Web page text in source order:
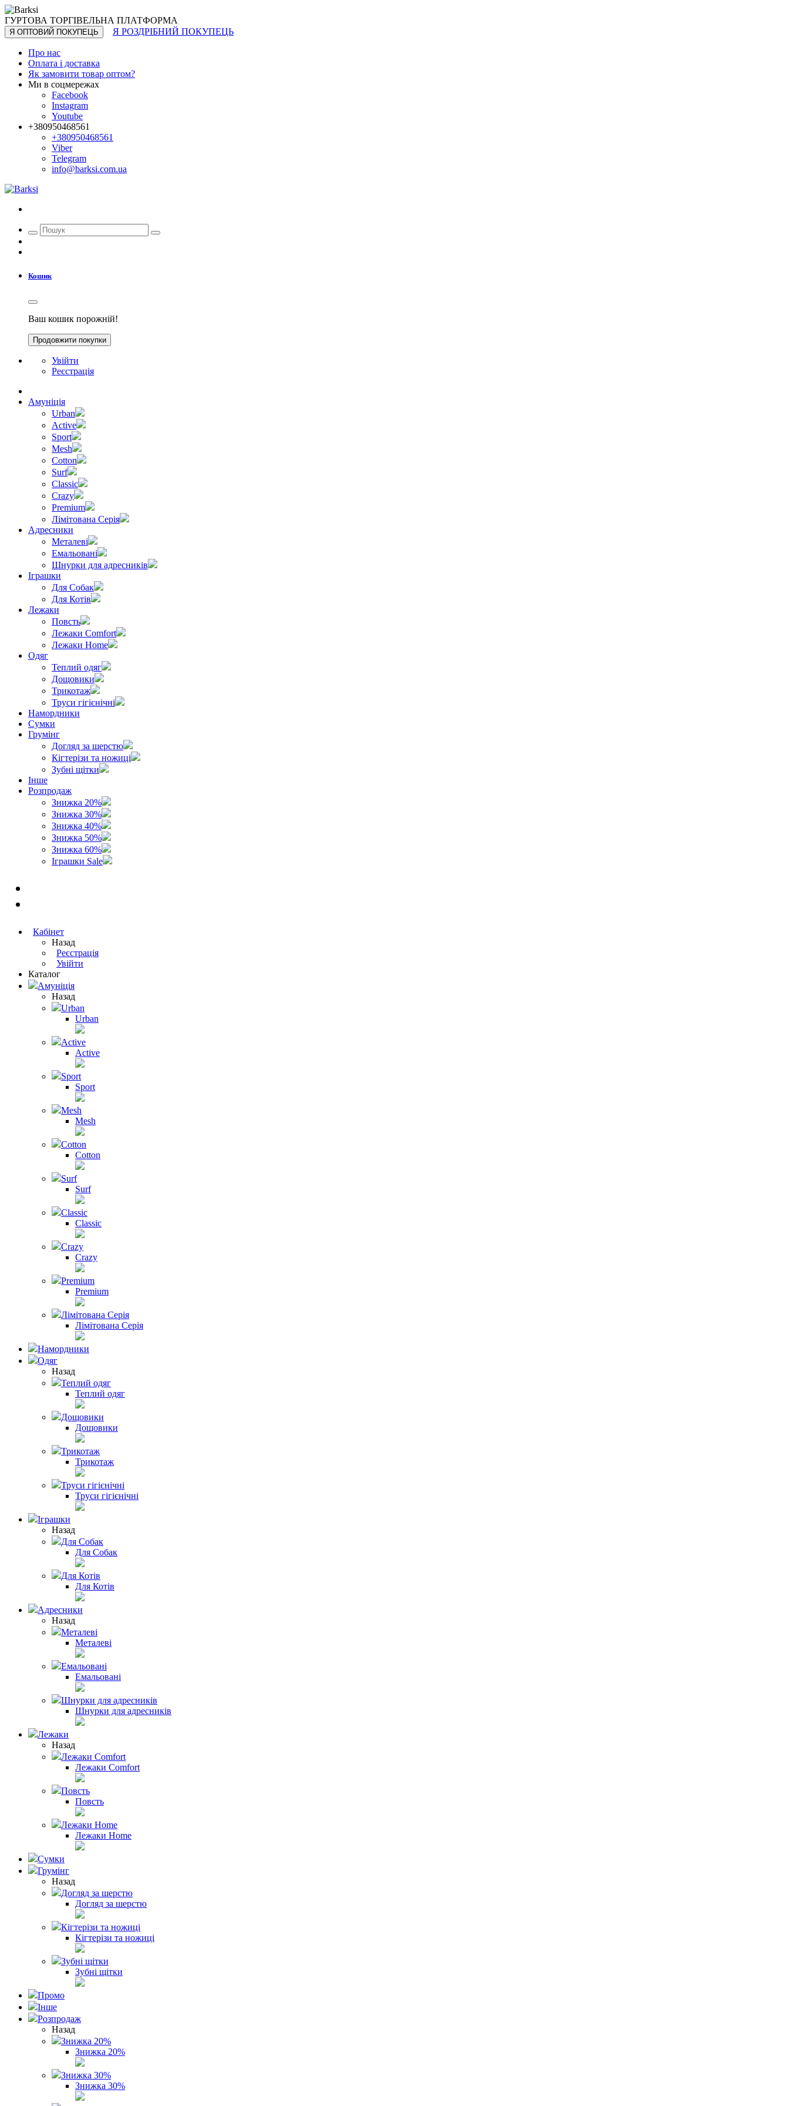
ГУРТОВА ТОРГІВЕЛЬНА ПЛАТФОРМА
Я ОПТОВИЙ ПОКУПЕЦЬ Я РОЗДРІБНИЙ ПОКУПЕЦЬ
Про нас
Оплата і доставка
Як замовити товар оптом?
Ми в соцмережах
Facebook
Instagram
Youtube
+380950468561
+380950468561
Viber
Telegram
info@barksi.com.ua
Кошик
Ваш кошик порожній!
Продовжити покупки
Увійти
Реєстрація
Амуніція
Urban
Active
Sport
Mesh
Cotton
Surf
Classic
Crazy
Premium
Лімітована Серія
Адресники
Металеві
Емальовані
Шнурки для адресників
Іграшки
Для Собак
Для Котів
Лежаки
Повсть
Лежаки Comfort
Лежаки Home
Одяг
Теплий одяг
Дощовики
Трикотаж
Труси гігієнічні
Намордники
Сумки
Грумінг
Догляд за шерстю
Кігтерізи та ножиці
Зубні щітки
Інше
Розпродаж
Знижка 20%
Знижка 30%
Знижка 40%
Знижка 50%
Знижка 60%
Іграшки Sale
Кабінет
Назад
Реєстрація
Увійти
Каталог
Амуніція
Назад
Urban
Urban
Active
Active
Sport
Sport
Mesh
Mesh
Cotton
Cotton
Surf
Surf
Classic
Classic
Crazy
Crazy
Premium
Premium
Лімітована Серія
Лімітована Серія
Намордники
Одяг
Назад
Теплий одяг
Теплий одяг
Дощовики
Дощовики
Трикотаж
Трикотаж
Труси гігієнічні
Труси гігієнічні
Іграшки
Назад
Для Собак
Для Собак
Для Котів
Для Котів
Адресники
Назад
Металеві
Металеві
Емальовані
Емальовані
Шнурки для адресників
Шнурки для адресників
Лежаки
Назад
Лежаки Comfort
Лежаки Comfort
Повсть
Повсть
Лежаки Home
Лежаки Home
Сумки
Грумінг
Назад
Догляд за шерстю
Догляд за шерстю
Кігтерізи та ножиці
Кігтерізи та ножиці
Зубні щітки
Зубні щітки
Промо
Інше
Розпродаж
Назад
Знижка 20%
Знижка 20%
Знижка 30%
Знижка 30%